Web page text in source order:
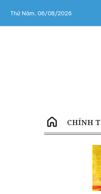
Thứ Năm, 06/08/2026
CHÍNH